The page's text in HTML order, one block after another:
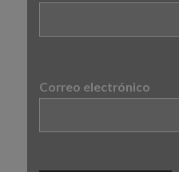
Correo electrónico